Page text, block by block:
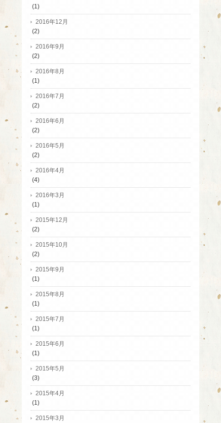
(1)
2016年12月
(2)
2016年9月
(2)
2016年8月
(1)
2016年7月
(2)
2016年6月
(2)
2016年5月
(2)
2016年4月
(4)
2016年3月
(1)
2015年12月
(2)
2015年10月
(2)
2015年9月
(1)
2015年8月
(1)
2015年7月
(1)
2015年6月
(1)
2015年5月
(3)
2015年4月
(1)
2015年3月